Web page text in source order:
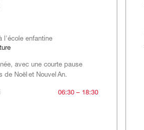
l'école enfantine
avec une courte pause
de Noël et Nouvel An.
06:30 – 18:30